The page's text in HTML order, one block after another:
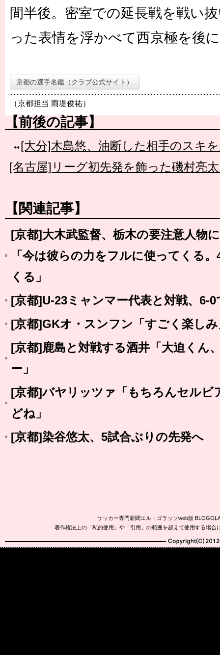
間半後。密室での延長戦を戦い
った表情を浮かべて西京極を後
京都の選手名鑑（クラブ公式サイト）
（京都担当 雨堤俊祐）
【前後の記事】
[大分]木島悠、油断した相手のスキ
[名古屋]リーグ初先発を飾った磯村亮
【関連記事】
[京都]大木武監督、栃木の要注意人物
「今は彼らの力をフルに使ってくる
くる」
[京都]U-23ミャンマー代表と対戦、6-0
[京都]GKオ・スンフン「すごく楽し
[京都]鹿島と対戦する酒井「大迫くん
ー」
[京都]バヤリッツァ「もちろんセルビ
どね」
[京都]染谷悠太、5試合ぶりの先発へ
サッカー専門新聞エル・ゴラッソweb版
著作権法上の「私的使用」や「引用」の範囲を超えて使用する場
Copyright(C)2010-